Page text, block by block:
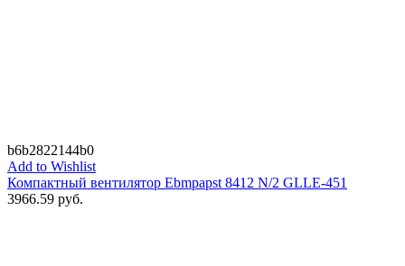
b6b2822144b0
Add to Wishlist
Компактный вентилятор Ebmpapst 8412 N/2 GLLE-451
3966.59 руб.